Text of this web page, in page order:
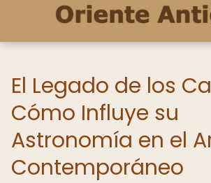
El Legado de los
Cómo Influye su
Astronomía en el
Contemporáneo